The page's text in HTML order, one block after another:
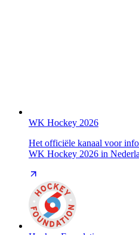
WK Hockey 2026
Het officiële kanaal voor
WK Hockey 2026 in